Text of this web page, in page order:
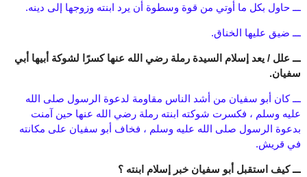
ـــ حاول بكل ما أوتي من قوة وسطوة أن يرد ابنته وزوجها إلى دينه.
ـــ ضيق عليها الخناق.
ـــ علل / يعد إسلام السيدة رملة رضي الله عنها كسرًا لشوكة أبيها أبي
سفيان.
ـــ كان أبو سفيان من أشد الناس مقاومة لدعوة الرسول صلى الله
عليه وسلم ، فكسرت شوكته ابنته رملة رضي الله عنها حين آمنت
بدعوة الرسول صلى الله عليه وسلم ، فخاف أبو سفيان على مكانته
في قريش.
ـــ كيف استقبل أبو سفيان خبر إسلام ابنته ؟